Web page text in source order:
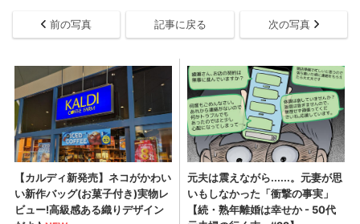
前の写真 記事に戻る 次の写真